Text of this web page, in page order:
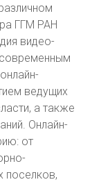
ГГМ РАН
видео-
ведущих
а также
Онлайн-
от
поселков,